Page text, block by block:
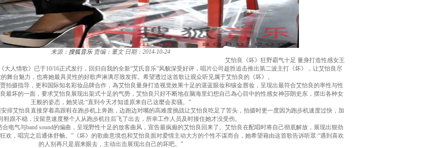
来源： 搜狐音乐 责编：董文 日期：2014-10-24
艾怡良《坏》狂野霸气十足 量身打造性感女王
人情歌》已于10/16正式发行，回归自我的全新“艾氏音乐”风貌深受好评，唱片公司趁胜追击推出第二波主打《坏》，让艾怡良尽
舞台魅力，也将她最具灵性的好歌声淋漓尽致发挥。希望透过这首歌让观众听见属于艾怡良的《坏》。
指导，更和国际知名彩妆品牌合作，為艾怡良量身打造视觉效果十足的湛蓝眼妆和镶金唇妆，呈现出最符合艾怡良的率性与性
最坏的一面，要求艾怡良展现出架式十足的气势，艾怡良只好不断地在脑海里幻想自己為心目中的性感女神莎朗史东，摆出各种女
王般的姿态，她笑说:“直到今天才知道原来自己这麼会卖骚。”
艾怡良直接穿着高跟鞋在跑步机上奔跑，边跑边对嘴的高难度挑战让艾怡良吃足了苦头，拍摄时更一度因为跑步机速度过快，加
鞋跟不稳，没留意速度整个人从跑步机往后飞了出去，所幸工作人员及时接住她才没受伤。
气与band sound的编曲，呈现野性十足的放客曲风，宣告最疯癲的艾怡良回来了。艾怡良在配唱时将自己彻底解放，展现出狠劲
欢，唱完之后通体舒畅。”《坏》的歌曲意境也和艾怡良面对爱情主动大方的个性不谋而合，她希望藉由这首歌告诉听眾:“遇到喜欢
的人别再只是眉来眼去，主动出击展现出自己的坏吧。”